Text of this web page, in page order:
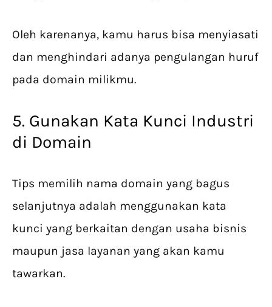
Oleh karenanya, kamu harus bisa menyiasati
dan menghindari adanya pengulangan huruf
pada domain milikmu.
5. Gunakan Kata Kunci Industri
di Domain
Tips memilih nama domain yang bagus
selanjutnya adalah menggunakan kata
kunci yang berkaitan dengan usaha bisnis
maupun jasa layanan yang akan kamu
tawarkan.